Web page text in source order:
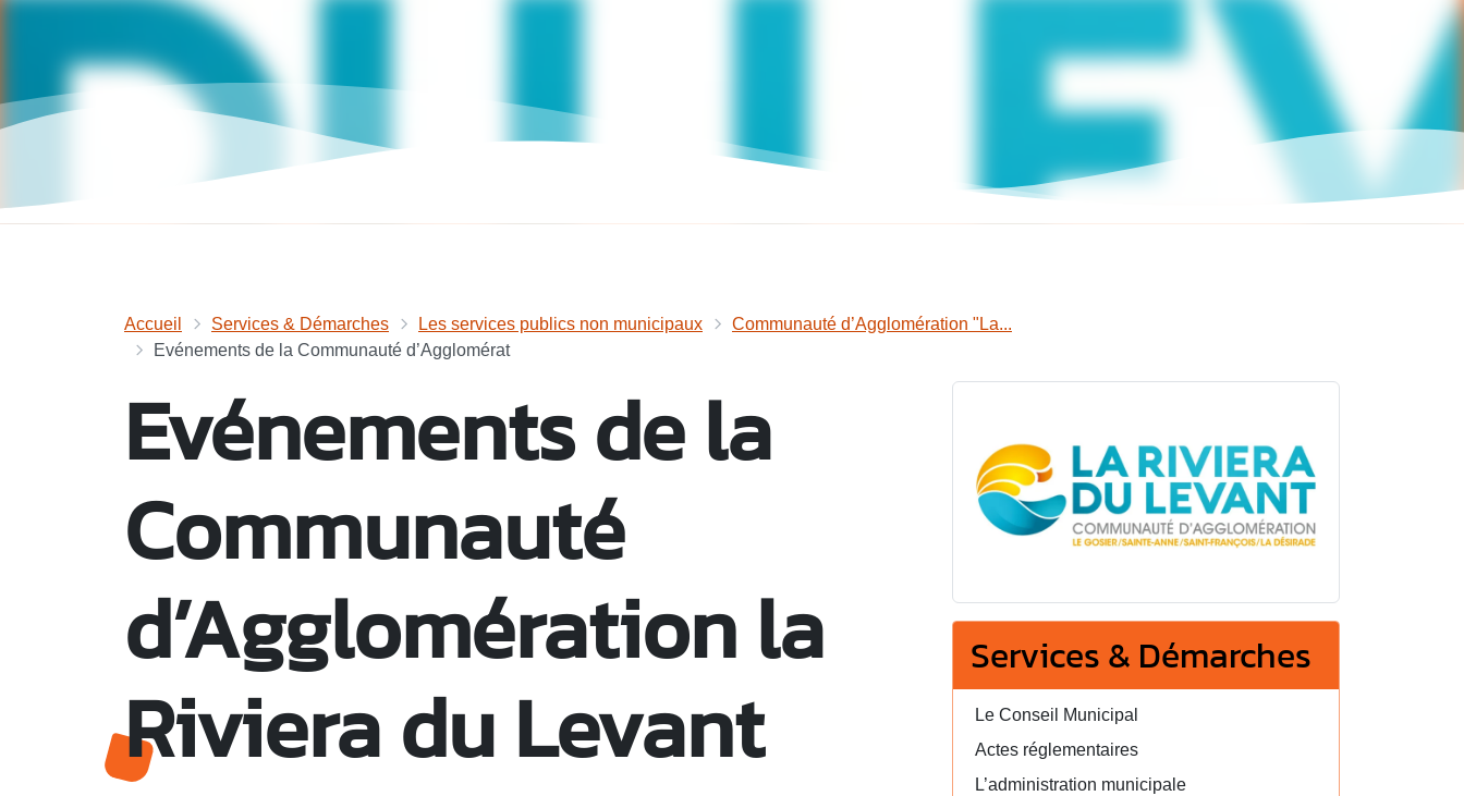
Accueil Services & Démarches Les services publics non municipaux
Communauté d’Agglomération "La...
Evénements de la Communauté d’Agglomérat
Evénements de la
Communauté
d’Agglomération la
Riviera du Levant
Services & Démarches
Le Conseil Municipal
Actes réglementaires
L’administration municipale